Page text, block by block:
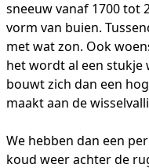
sneeuw vanaf 1700 tot
vorm van buien.
met wat zon. Ook
het wordt al een stukje
bouwt zich dan een
maakt aan de
We hebben dan een
koud weer achter de